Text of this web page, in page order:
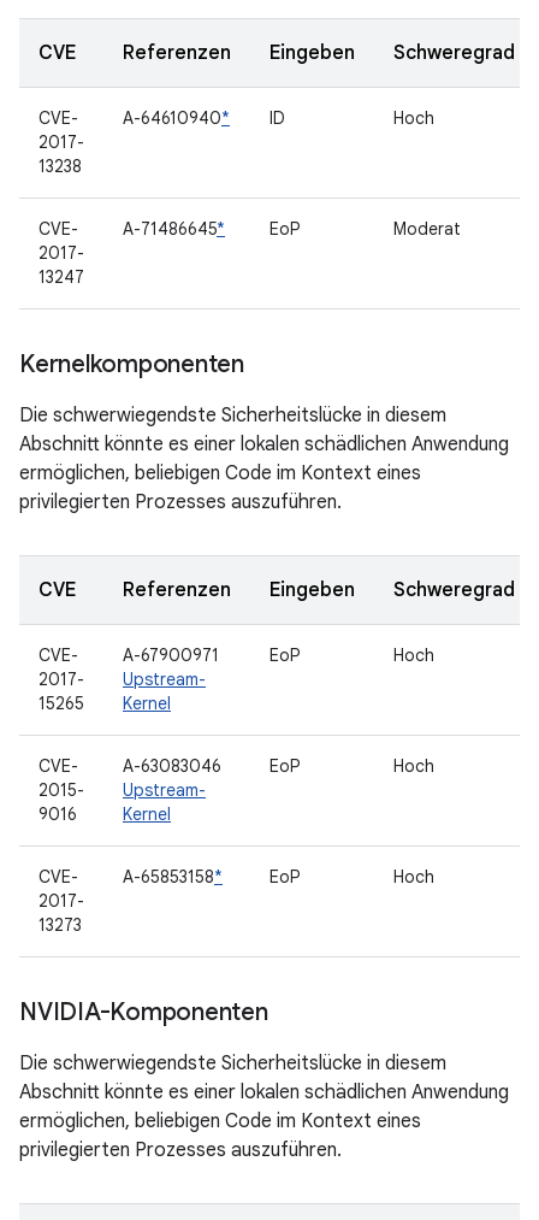
CVE Referenzen Eingeben Schweregrad
CVE-
2017-
13238
A-64610940* ID Hoch
CVE-
2017-
13247
A-71486645* EoP Moderat
Kernelkomponenten
Die schwerwiegendste Sicherheitslücke in diesem
Abschnitt könnte es einer lokalen schädlichen Anwendung
ermöglichen, beliebigen Code im Kontext eines
privilegierten Prozesses auszuführen.
CVE Referenzen Eingeben Schweregrad
CVE-
2017-
15265
A-67900971
Upstream-
Kernel
EoP Hoch
CVE-
2015-
9016
A-63083046
Upstream-
Kernel
EoP Hoch
CVE-
2017-
13273
A-65853158* EoP Hoch
NVIDIA-Komponenten
Die schwerwiegendste Sicherheitslücke in diesem
Abschnitt könnte es einer lokalen schädlichen Anwendung
ermöglichen, beliebigen Code im Kontext eines
privilegierten Prozesses auszuführen.